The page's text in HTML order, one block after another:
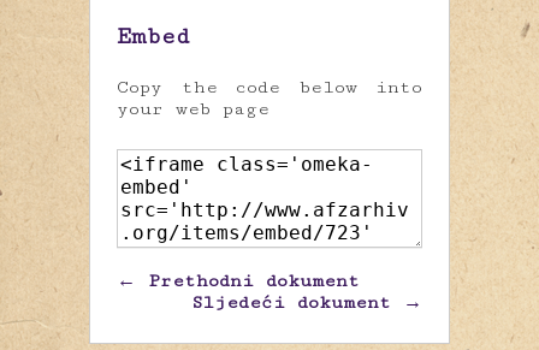
Embed
Copy the code below into
your web page
← Prethodni dokument
Sljedeći dokument →